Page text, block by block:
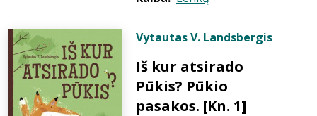
Vytautas V. Landsbergis
Iš kur atsirado
Pūkis? Pūkio
pasakos. [Kn. 1]